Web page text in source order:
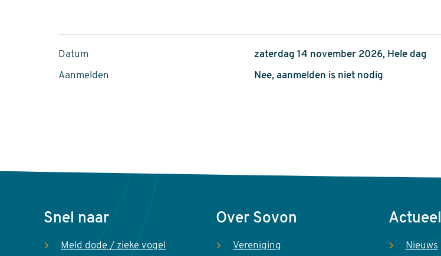
Datum zaterdag 14 november 2026, Hele dag
Aanmelden Nee, aanmelden is niet nodig
Voet
Snel naar
Meld dode / zieke vogel
Over Sovon
Vereniging
Actueel
Nieuws